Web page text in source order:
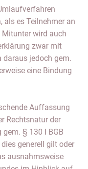
als es Teilnehmer an
wird auch
zwar mit
daraus jedoch gem.
eine Bindung
Auffassung
Rechtsnatur der
§ 130 I BGB
generell gilt oder
ausnahmsweise